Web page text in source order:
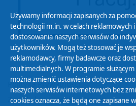
Polityka Prywatności
Zasady korzystania z Serwisu
Używamy informacji zapisanych za
technologii m.in. w celach reklamowych
dostosowania naszych serwisów do
użytkowników. Mogą też stosować je
reklamodawcy, firmy badawcze oraz
multimedialnych. W programie
można zmienić ustawienia dotyczące
naszych serwisów internetowych bez
cookies oznacza, że będą one zapisane